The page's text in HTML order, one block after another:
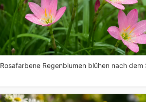
Rosafarbene Regenblumen blühen nach dem